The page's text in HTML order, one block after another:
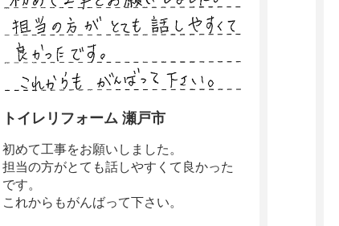
トイレリフォーム 瀬戸市
初めて工事をお願いしました。
担当の方がとても話しやすくて良かった
です。
これからもがんばって下さい。